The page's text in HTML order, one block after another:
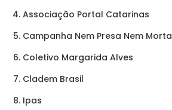
Associação Portal Catarinas
Campanha Nem Presa Nem Morta
Coletivo Margarida Alves
Cladem Brasil
Ipas